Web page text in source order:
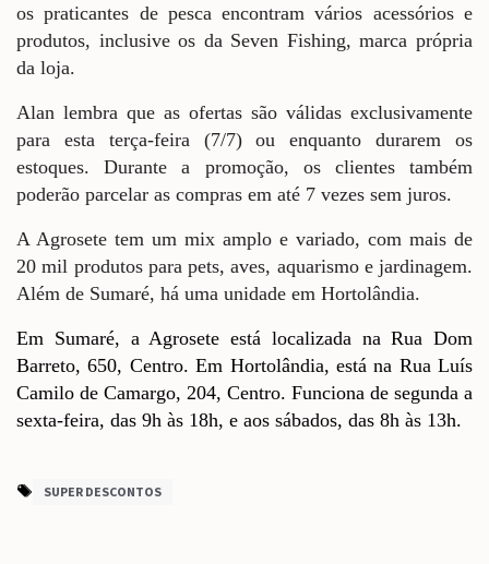
os praticantes de pesca encontram vários acessórios e
produtos, inclusive os da Seven Fishing, marca própria
da loja.
Alan lembra que as ofertas são válidas exclusivamente
para esta terça-feira (7/7) ou enquanto durarem os
estoques. Durante a promoção, os clientes também
poderão parcelar as compras em até 7 vezes sem juros.
A Agrosete tem um mix amplo e variado, com mais de
20 mil produtos para pets, aves, aquarismo e jardinagem.
Além de Sumaré, há uma unidade em Hortolândia.
Em Sumaré, a Agrosete está localizada na Rua Dom
Barreto, 650, Centro. Em Hortolândia, está na Rua Luís
Camilo de Camargo, 204, Centro. Funciona de segunda a
sexta-feira, das 9h às 18h, e aos sábados, das 8h às 13h.
SUPER DESCONTOS